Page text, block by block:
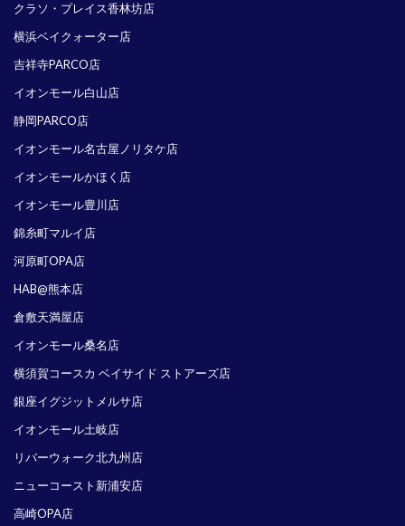
クラソ・プレイス香林坊店
横浜ベイクォーター店
吉祥寺PARCO店
イオンモール白山店
静岡PARCO店
イオンモール名古屋ノリタケ店
イオンモールかほく店
イオンモール豊川店
錦糸町マルイ店
河原町OPA店
HAB@熊本店
倉敷天満屋店
イオンモール桑名店
横須賀コースカ ベイサイド ストアーズ店
銀座イグジットメルサ店
イオンモール土岐店
リバーウォーク北九州店
ニューコースト新浦安店
高崎OPA店